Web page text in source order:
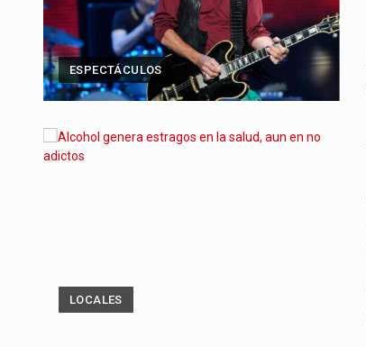
ESPECTÁCULOS
LOCALES